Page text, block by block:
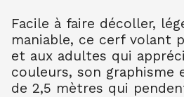
Facile à faire décoller,
maniable, ce cerf volant
et aux adultes qui
couleurs, son graphisme
de 2,5 mètres qui